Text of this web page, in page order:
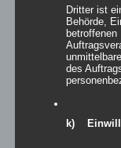
PottyDritter ist
Behörde,
des
k)